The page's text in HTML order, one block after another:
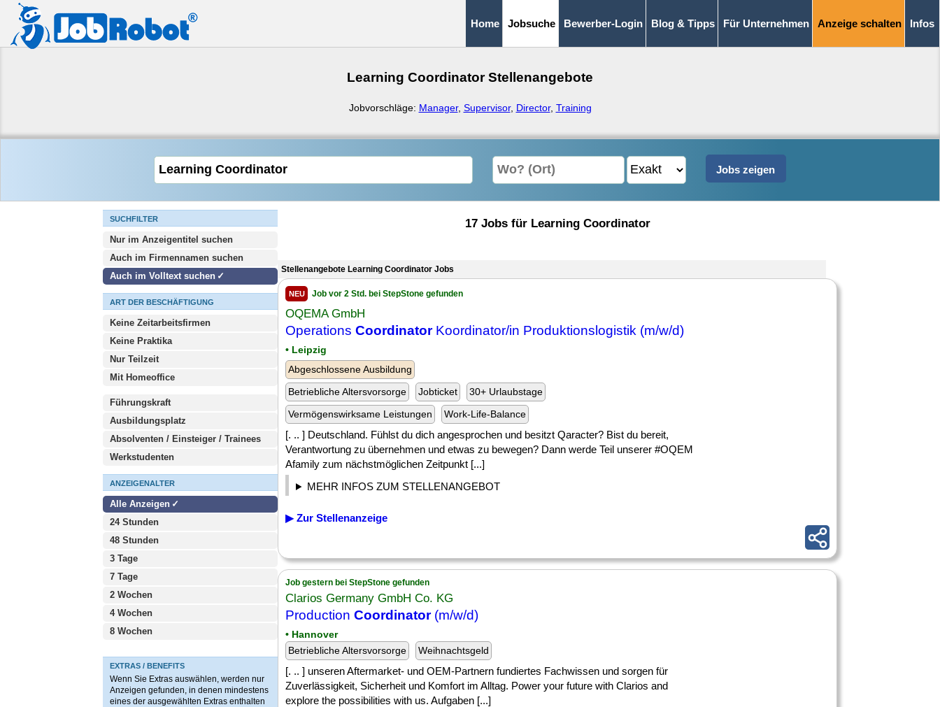
Home Jobsuche Bewerber-Login Blog & Tipps Für Unternehmen Anzeige schalten Infos
Learning Coordinator Stellenangebote
Jobvorschläge: Manager, Supervisor, Director, Training
SUCHFILTER
Nur im Anzeigentitel suchen
Auch im Firmennamen suchen
Auch im Volltext suchen
ART DER BESCHÄFTIGUNG
Keine Zeitarbeitsfirmen
Keine Praktika
Nur Teilzeit
Mit Homeoffice
Führungskraft
Ausbildungsplatz
Absolventen / Einsteiger / Trainees
Werkstudenten
ANZEIGENALTER
Alle Anzeigen
24 Stunden
48 Stunden
3 Tage
7 Tage
2 Wochen
4 Wochen
8 Wochen
EXTRAS / BENEFITS
Wenn Sie Extras auswählen, werden nur
Anzeigen gefunden, in denen mindestens
eines der ausgewählten Extras enthalten
17 Jobs für Learning Coordinator
Stellenangebote Learning Coordinator Jobs
NEU Job vor 2 Std. bei StepStone gefunden
OQEMA GmbH
Operations CoordinatorKoordinator/in Produktionslogistik (m/w/d)
• Leipzig
Abgeschlossene Ausbildung
Betriebliche Altersvorsorge
Jobticket
30+ Urlaubstage
Vermögenswirksame Leistungen
Work-Life-Balance
[. .. ] Deutschland. Fühlst du dich angesprochen und besitzt Qaracter? Bist du bereit,
Verantwortung zu übernehmen und etwas zu bewegen? Dann werde Teil unserer #OQEM
Afamily zum nächstmöglichen Zeitpunkt [...]
MEHR INFOS ZUM STELLENANGEBOT
▶ Zur Stellenanzeige
Job gestern bei StepStone gefunden
Clarios Germany GmbH Co. KG
Production Coordinator(m/w/d)
• Hannover
Betriebliche Altersvorsorge
Weihnachtsgeld
[. .. ] unseren Aftermarket- und OEM-Partnern fundiertes Fachwissen und sorgen für
Zuverlässigkeit, Sicherheit und Komfort im Alltag. Power your future with Clarios and
explore the possibilities with us. Aufgaben [...]